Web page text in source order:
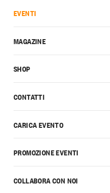
CONTATTI
CARICA EVENTO
PROMOZIONE EVENTI
COLLABORA CON NOI
EVENTI
MAGAZINE
SHOP